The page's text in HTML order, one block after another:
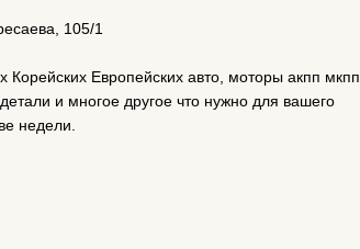
105/1
Европейских авто, моторы акпп мкпп
и многое другое что нужно для вашего
недели.